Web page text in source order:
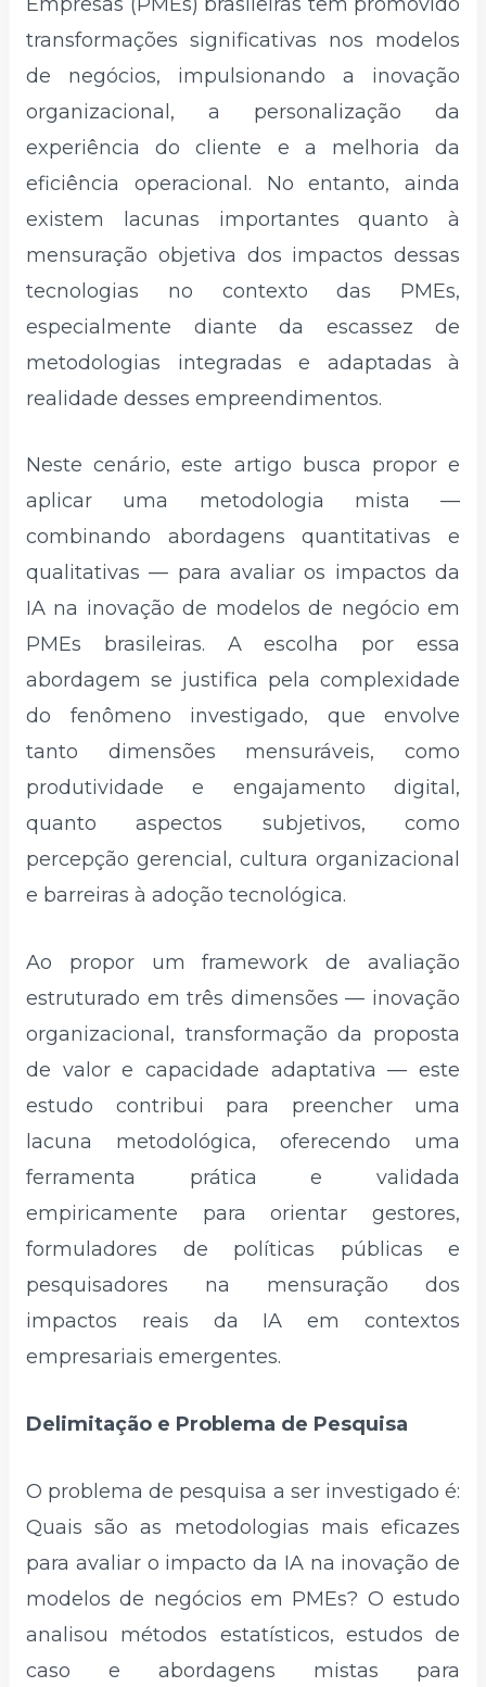
transformações significativas nos modelos
de negócios, impulsionando a inovação
organizacional, a personalização da
experiência do cliente e a melhoria da
eficiência operacional. No entanto, ainda
existem lacunas importantes quanto à
mensuração objetiva dos impactos dessas
tecnologias no contexto das PMEs,
especialmente diante da escassez de
metodologias integradas e adaptadas à
realidade desses empreendimentos.
Neste cenário, este artigo busca propor e
aplicar uma metodologia mista —
combinando abordagens quantitativas e
qualitativas — para avaliar os impactos da
IA na inovação de modelos de negócio em
PMEs brasileiras. A escolha por essa
abordagem se justifica pela complexidade
do fenômeno investigado, que envolve
tanto dimensões mensuráveis, como
produtividade e engajamento digital,
quanto aspectos subjetivos, como
percepção gerencial, cultura organizacional
e barreiras à adoção tecnológica.
Ao propor um framework de avaliação
estruturado em três dimensões — inovação
organizacional, transformação da proposta
de valor e capacidade adaptativa — este
estudo contribui para preencher uma
lacuna metodológica, oferecendo uma
ferramenta prática e validada
empiricamente para orientar gestores,
formuladores de políticas públicas e
pesquisadores na mensuração dos
impactos reais da IA em contextos
empresariais emergentes.
Delimitação e Problema de Pesquisa
O problema de pesquisa a ser investigado é:
Quais são as metodologias mais eficazes
para avaliar o impacto da IA na inovação de
modelos de negócios em PMEs? O estudo
analisou métodos estatísticos, estudos de
caso e abordagens mistas para